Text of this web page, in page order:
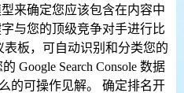
来确定您应该包含在内容中
与您的顶级竞争对手进行比
板，可自动识别和分类您的
Google Search Console 数据
的可操作见解。 确定排名开